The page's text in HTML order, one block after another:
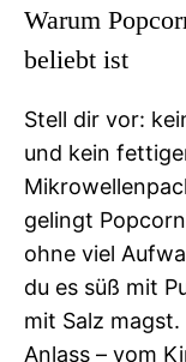
Warum
beliebt ist
Stell dir vor:
und kein
gelingt
ohne viel
du es süß mit
mit Salz
Anlass – vom